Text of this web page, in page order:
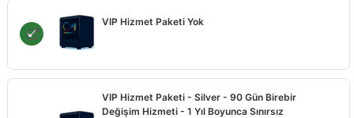
VIP Hizmet Paketi Yok
VIP Hizmet Paketi - Silver - 90 Gün Birebir
Değişim Hizmeti - 1 Yıl Boyunca Sınırsız